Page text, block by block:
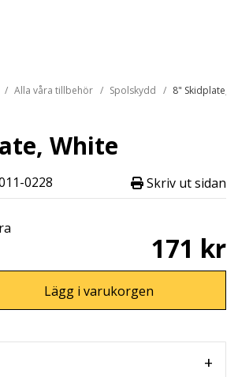
Alla våra tillbehör Spolskydd 8" Skidplate,
White
0228 Skriv ut sidan
171 kr
Lägg i varukorgen